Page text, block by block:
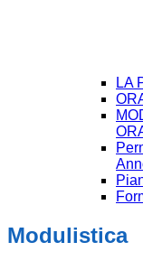
LA
Modulistica